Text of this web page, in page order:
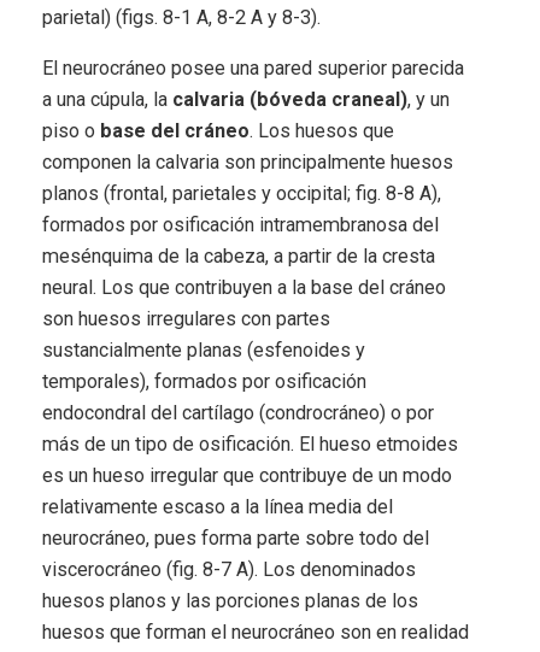
parietal) (figs. 8-1 A, 8-2 A y 8-3).
El neurocráneo posee una pared superior parecida
a una cúpula, la calvaria (bóveda craneal), y un
piso o base del cráneo. Los huesos que
componen la calvaria son principalmente huesos
planos (frontal, parietales y occipital; fig. 8-8 A),
formados por osificación intramembranosa del
mesénquima de la cabeza, a partir de la cresta
neural. Los que contribuyen a la base del cráneo
son huesos irregulares con partes
sustancialmente planas (esfenoides y
temporales), formados por osificación
endocondral del cartílago (condrocráneo) o por
más de un tipo de osificación. El hueso etmoides
es un hueso irregular que contribuye de un modo
relativamente escaso a la línea media del
neurocráneo, pues forma parte sobre todo del
viscerocráneo (fig. 8-7 A). Los denominados
huesos planos y las porciones planas de los
huesos que forman el neurocráneo son en realidad